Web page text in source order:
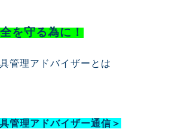
を守る為に！
管理アドバイザーとは
管理アドバイザー通信＞